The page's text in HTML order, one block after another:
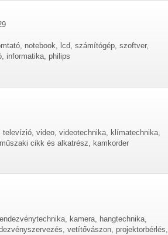
notebook, lcd, számítógép, szoftver,
informatika, philips
video, videotechnika, klímatechnika,
cikk és alkatrész, kamkorder
kamera, hangtechnika,
vetítővászon, projektorbérlés,